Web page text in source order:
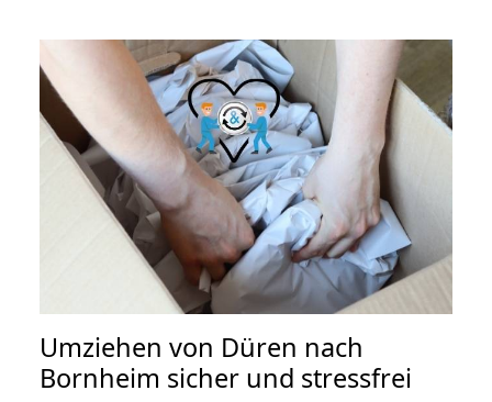
Umziehen von Düren nach
Bornheim sicher und stressfrei